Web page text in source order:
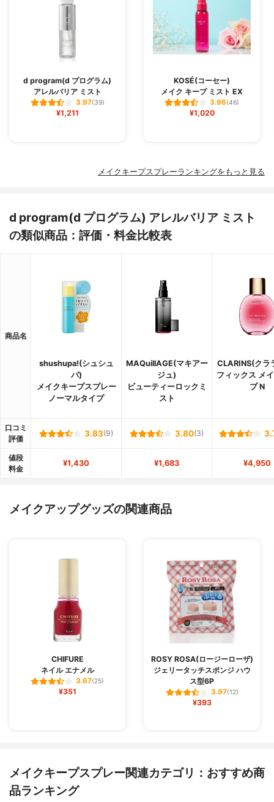
d program(d プログラム)
アレルバリア ミスト
3.97(39)
¥1,211
KOSÉ(コーセー)
メイク キープ ミスト EX
3.96(46)
¥1,020
メイクキープスプレーランキングをもっと見る
d program(d プログラム) アレルバリア ミスト
の類似商品：評価・料金比較表
商品名
shushupa!(シュシュ
パ)
メイクキープスプレー
ノーマルタイプ
MAQuillAGE(マキアー
ジュ)
ビューティーロックミ
スト
CLARINS(クラ
フィックス メ
プ N
口コミ
評価
3.83(9) 3.80(3)
値段
料金
¥1,430 ¥1,683 ¥4,950
メイクアップグッズの関連商品
CHIFURE
ネイル エナメル
3.67(25)
¥351
ROSY ROSA(ロージーローザ)
ジェリータッチスポンジ ハウ
ス型6P
3.97(12)
¥393
メイクキープスプレー関連カテゴリ：おすすめ商
品ランキング